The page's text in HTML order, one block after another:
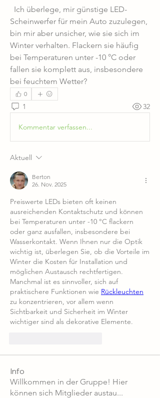
Scheinwerfer für mein Auto zuzulegen,
bin mir aber unsicher, wie sie sich im
Winter verhalten. Flackern sie häufig
bei Temperaturen unter -10 °C oder
fallen sie komplett aus, insbesondere
bei feuchtem Wetter?
0
1 32
Kommentar verfassen...
Aktuell
Berton
26. Nov. 2025
Preiswerte LEDs bieten oft keinen
ausreichenden Kontaktschutz und können
bei Temperaturen unter -10 °C flackern
oder ganz ausfallen, insbesondere bei
Wasserkontakt. Wenn Ihnen nur die Optik
wichtig ist, überlegen Sie, ob die Vorteile im
Winter die Kosten für Installation und
möglichen Austausch rechtfertigen.
Manchmal ist es sinnvoller, sich auf
praktischere Funktionen wie Rückleuchten
zu konzentrieren, vor allem wenn
Sichtbarkeit und Sicherheit im Winter
wichtiger sind als dekorative Elemente.
Info
Willkommen in der Gruppe! Hier
können sich Mitglieder austau...